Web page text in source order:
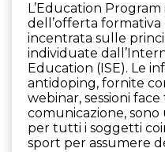
L’Education
dell’offerta formativa
incentrata sulle
individuate
Education (ISE). Le
antidoping, fornite
webinar, sessioni
comunicazione,
per tutti i soggetti
sport per assumere